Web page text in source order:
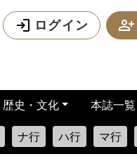
ログイン
歴史・文化 本誌一覧
ナ行 ハ行 マ行